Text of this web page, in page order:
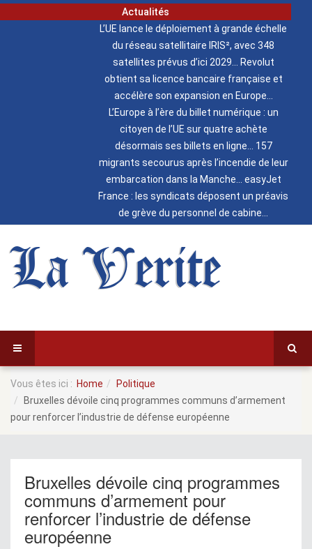
Actualités
L’UE lance le déploiement à grande échelle
du réseau satellitaire IRIS², avec 348
satellites prévus d’ici 2029
Revolut
obtient sa licence bancaire française et
accélère son expansion en Europe
L’Europe à l’ère du billet numérique : un
citoyen de l’UE sur quatre achète
désormais ses billets en ligne
157
migrants secourus après l’incendie de leur
embarcation dans la Manche
easyJet
France : les syndicats déposent un préavis
de grève du personnel de cabine
La Verite
Vous êtes ici : Home
Politique
Bruxelles dévoile cinq programmes communs d’armement
pour renforcer l’industrie de défense européenne
Bruxelles dévoile cinq programmes
communs d’armement pour
renforcer l’industrie de défense
européenne